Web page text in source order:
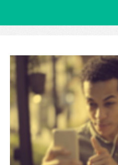
SHO遊戲
資源拓展
網上自學課程
自助組織訓練學院
同行故事館
同行社區伙伴